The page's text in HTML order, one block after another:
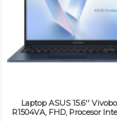
Laptop ASUS 15.6''
R1504VA, FHD, Procesor